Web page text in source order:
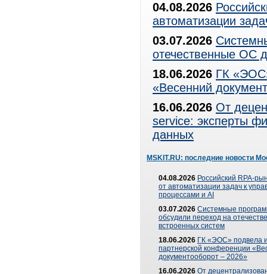
04.08.2026
автоматизации
03.07.2026
отечественные ОС
18.06.2026 ГК
«Весенний
16.06.2026 От
service: эксперты
данных
MSKIT.RU: последние новости
04.08.2026 Российский RPA-
от автоматизации задач к
процессами и AI
03.07.2026 Системные
обсудили переход на
встроенных систем
18.06.2026 ГК «ЭОС» подвела
партнерской конференции
документооборот – 2026»
16.06.2026 От